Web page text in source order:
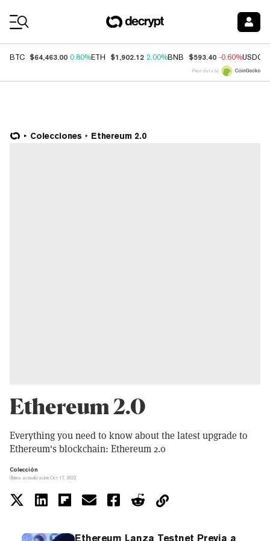
BTC $64,463.00 0.80%ETH $1,902.12 2.00%BNB $593.40 -0.60%USDC
Price data by
Colecciones Ethereum 2.0
Ethereum 2.0
Everything you need to know about the latest upgrade to
Ethereum's blockchain: Ethereum 2.0
Colección
Última actualización Oct 17, 2022
Ethereum Lanza Testnet Previa a